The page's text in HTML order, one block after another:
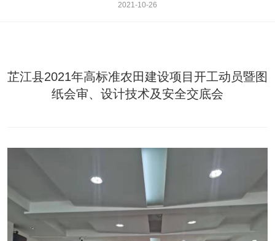
2021-10-26
芷江县2021年高标准农田建设项目开工动员暨图
纸会审、设计技术及安全交底会